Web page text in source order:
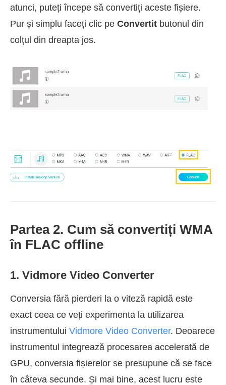
atunci, puteți începe să convertiți aceste fișiere.
Pur și simplu faceți clic pe Convertit butonul din
colțul din dreapta jos.
Partea 2. Cum să convertiți WMA
în FLAC offline
1. Vidmore Video Converter
Conversia fără pierderi la o viteză rapidă este
exact ceea ce veți experimenta la utilizarea
instrumentului Vidmore Video Converter. Deoarece
instrumentul integrează procesarea accelerată de
GPU, conversia fișierelor se presupune că se face
în câteva secunde. Și mai bine, acest lucru este